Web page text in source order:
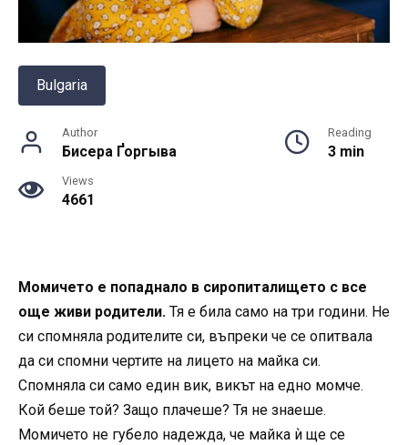
Bulgaria
Author
Бисера Ґоргыва
Reading
3 min
Views
4661
Момичето е попаднало в сиропиталището с все
още живи родители. Тя е била само на три години. Не
си спомняла родителите си, въпреки че се опитвала
да си спомни чертите на лицето на майка си.
Спомняла си само един вик, викът на едно момче.
Кой беше той? Защо плачеше? Тя не знаеше.
Момичето не губело надежда, че майка ѝ ще се